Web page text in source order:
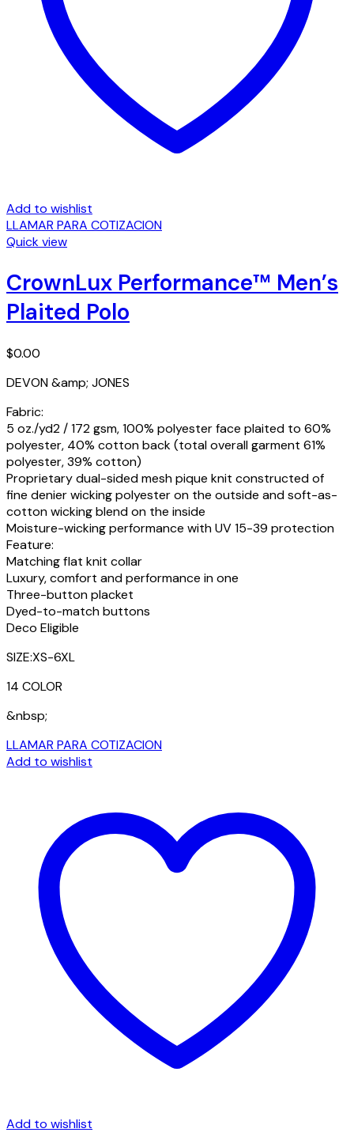
Add to wishlist
LLAMAR PARA COTIZACION
Quick view
CrownLux Performance™ Men’s
Plaited Polo
$0.00
DEVON &amp; JONES
Fabric:
5 oz./yd2 / 172 gsm, 100% polyester face plaited to 60%
polyester, 40% cotton back (total overall garment 61%
polyester, 39% cotton)
Proprietary dual-sided mesh pique knit constructed of
fine denier wicking polyester on the outside and soft-as-
cotton wicking blend on the inside
Moisture-wicking performance with UV 15-39 protection
Feature:
Matching flat knit collar
Luxury, comfort and performance in one
Three-button placket
Dyed-to-match buttons
Deco Eligible
SIZE:XS-6XL
14 COLOR
&nbsp;
LLAMAR PARA COTIZACION
Add to wishlist
Add to wishlist